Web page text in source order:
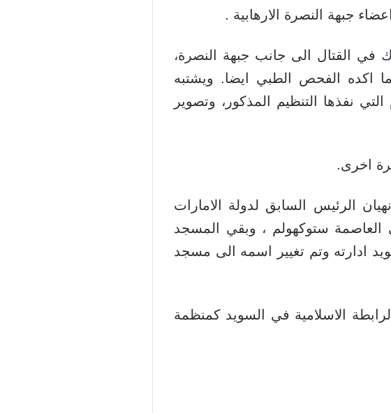
جبهة النصرة الارهابية .
في القتال الى جانب جبهة النصرة،
اكده الفحص الطبي ايضا. ويشتبه
نفذها التنظيم المذكور، وتصوير
اخرى.
الرئيس السابق لدولة الامارات
العاصمة ستوكهولم ، وبقي المسجد
ادارته وتم تغيير اسمه الى مسجد
الاسلامية في السويد كمنظمة